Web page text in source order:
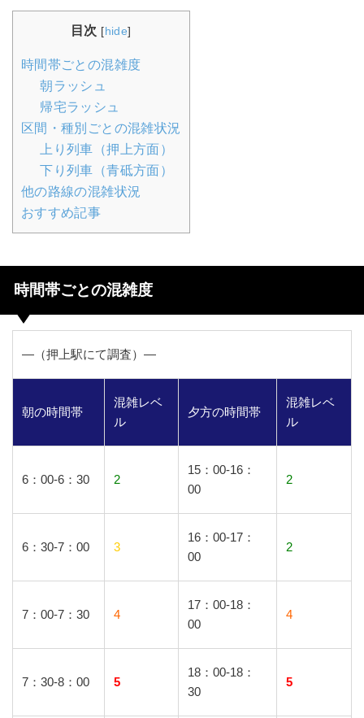
目次 [hide]
時間帯ごとの混雑度
朝ラッシュ
帰宅ラッシュ
区間・種別ごとの混雑状況
上り列車（押上方面）
下り列車（青砥方面）
他の路線の混雑状況
おすすめ記事
時間帯ごとの混雑度
―（押上駅にて調査）―
朝の時間帯
混雑レベ
ル
夕方の時間帯
混雑レベ
ル
6：00-6：30 2
15：00-16：
00
2
6：30-7：00 3
16：00-17：
00
2
7：00-7：30 4
17：00-18：
00
4
7：30-8：00 5
18：00-18：
30
5